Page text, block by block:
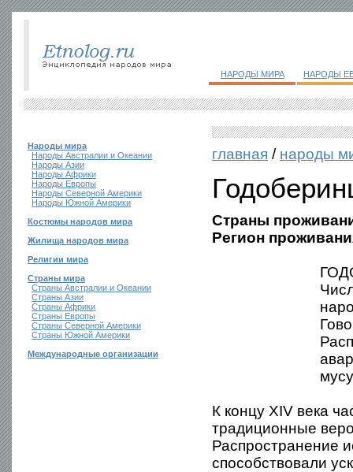
НАРОДЫ МИРА НАРОДЫ
Народы мира
Народы Австралии и Океании
Народы Азии
Народы Африки
Народы Европы
Народы Северной Америки
Народы Южной Америки
Костюмы народов мира
Жилища народов мира
Религии мира
Страны мира
Страны Австралии и Океании
Страны Азии
Страны Африки
Страны Европы
Страны Северной Америки
Страны Южной Америки
Международные организации
главная / народы
Страны
Регион
К концу XIV века
традиционные
Распространение
способствовали